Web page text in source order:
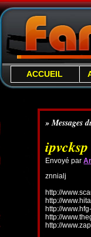
ACCUEIL
» Messages
ipvcksp
Envoyé par
znnialj
http://
http://
http://
http://
http://